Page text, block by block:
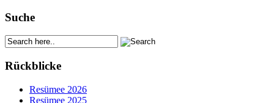
Suche
Rückblicke
Resümee 2026
Resümee 2025